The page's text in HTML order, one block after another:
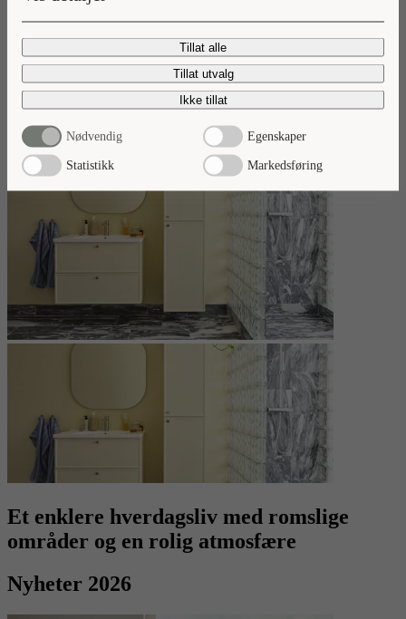
Tillat alle
Tillat utvalg
Ikke tillat
Nødvendig Egenskaper
Statistikk Markedsføring
Nyheter 2026
Ta del av våre baderomsnyheter.
Les mer
Et enklere hverdagsliv med romslige
områder og en rolig atmosfære
Nyheter 2026